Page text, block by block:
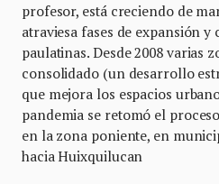
profesor, está creciendo de
atraviesa fases de expansión
paulatinas. Desde 2008 varias
consolidado (un desarrollo
que mejora los espacios
pandemia se retomó el
en la zona poniente, en
hacia Huixquilucan